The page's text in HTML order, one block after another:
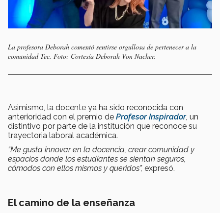
La profesora Deborah comentó sentirse orgullosa de pertenecer a la
comunidad Tec. Foto: Cortesía Deborah Von Nacher.
Asimismo, la docente ya ha sido reconocida con
anterioridad con el premio de Profesor Inspirador, un
distintivo por parte de la institución que reconoce su
trayectoria laboral académica.
“Me gusta innovar en la docencia, crear comunidad y
espacios donde los estudiantes se sientan seguros,
cómodos con ellos mismos y queridos”, expresó.
El camino de la enseñanza